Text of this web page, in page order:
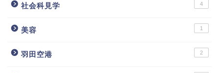
社会科見学 4
美容 1
羽田空港 2